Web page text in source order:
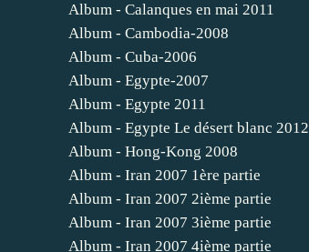
Album - Calanques en mai 2011
Album - Cambodia-2008
Album - Cuba-2006
Album - Egypte-2007
Album - Egypte 2011
Album - Egypte Le désert blanc 2012
Album - Hong-Kong 2008
Album - Iran 2007 1ère partie
Album - Iran 2007 2ième partie
Album - Iran 2007 3ième partie
Album - Iran 2007 4ième partie